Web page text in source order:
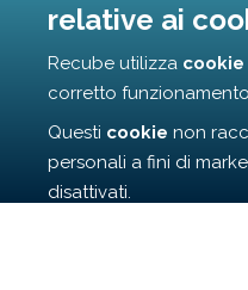
Via Cunfida 35 - 00195
info@recube.it
relative ai
Recube utilizza cookie
corretto
Questi cookie non
personali a fini di
disattivati.